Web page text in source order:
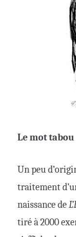
Le mot tabou
Un peu
traitement
naissance de
tiré à 2000